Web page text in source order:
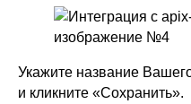
Укажите название
и кликните «Сохранить».